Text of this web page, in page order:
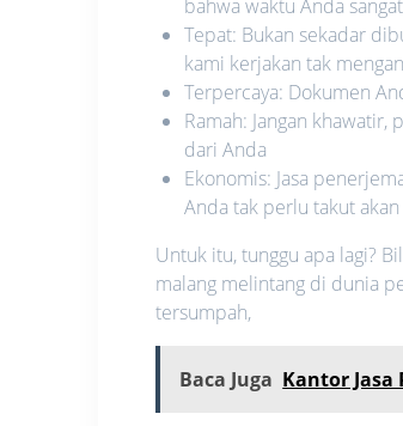
bahwa waktu Anda
Tepat: Bukan sekadar
kami kerjakan tak
Terpercaya: Dokumen
Ramah: Jangan
dari Anda
Ekonomis: Jasa
Anda tak perlu takut
Untuk itu, tunggu apa lagi?
malang melintang di dunia
tersumpah,
Baca Juga Kantor